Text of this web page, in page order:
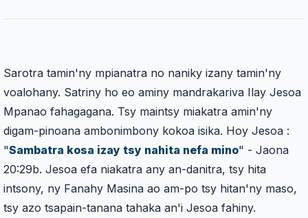
Sarotra tamin'ny mpianatra no naniky izany tamin'ny
voalohany. Satriny ho eo aminy mandrakariva Ilay Jesoa
Mpanao fahagagana. Tsy maintsy miakatra amin'ny
digam-pinoana ambonimbony kokoa isika. Hoy Jesoa :
"Sambatra kosa izay tsy nahita nefa mino" - Jaona
20:29b. Jesoa efa niakatra any an-danitra, tsy hita
intsony, ny Fanahy Masina ao am-po tsy hitan'ny maso,
tsy azo tsapain-tanana tahaka an'i Jesoa fahiny.